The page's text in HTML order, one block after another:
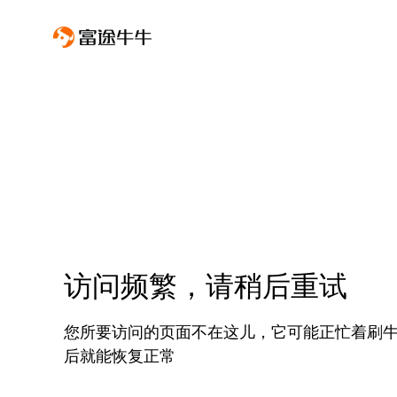
访问频繁，请稍后重试
您所要访问的页面不在这儿，它可能正忙着刷
后就能恢复正常